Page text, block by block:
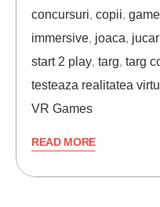
concursuri, copii,
immersive, joaca,
start 2 play, targ, targ
testeaza realitatea
VR Games
READ MORE